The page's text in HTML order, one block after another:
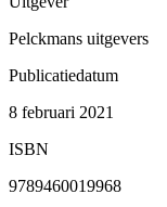
Pelckmans uitgevers
Publicatiedatum
8 februari 2021
ISBN
9789460019968